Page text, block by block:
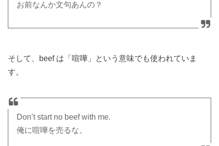
お前なんか文句あんの？
そして、beef は「喧嘩」という意味でも使われていま
す。
Don’t start no beef with me.
俺に喧嘩を売るな。